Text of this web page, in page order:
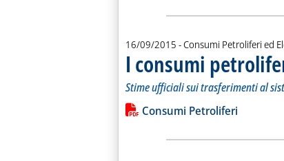
16/09/2015 - Consumi Petroliferi ed
I consumi
Stime ufficiali sui trasferimenti al
Leggi tutta la notizia: 'I
Lista allegati PDF alla
Consumi Petroliferi